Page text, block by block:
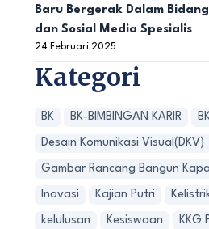
Baru Bergerak Dalam
dan Sosial Media Spesialis
24 Februari 2025
Kategori
BK BK-BIMBINGAN KARIR
Desain Komunikasi Visual(DKV)
Gambar Rancang Bangun
Inovasi Kajian Putri
kelulusan Kesiswaan KKG